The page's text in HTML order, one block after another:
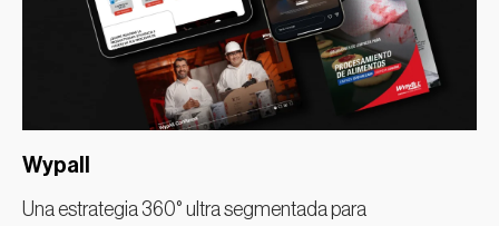
Wypall
Una estrategia 360° ultra segmentada para